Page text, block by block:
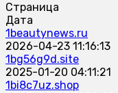
Страница
Дата
1beautynews.ru
2026-04-23 11:16:13
1bg56g9d.site
2025-01-20 04:11:21
1bi8c7uz.shop